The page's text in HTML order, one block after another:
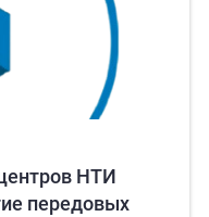
НТИ
передовых